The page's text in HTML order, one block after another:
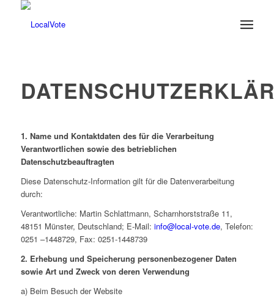
1. Name und Kontaktdaten des für die Verarbeitung
Verantwortlichen sowie des betrieblichen
Datenschutzbeauftragten
Diese Datenschutz-Information gilt für die Datenverarbeitung
durch:
Verantwortliche: Martin Schlattmann, Scharnhorststraße 11,
48151 Münster, Deutschland; E-Mail: info@local-vote.de, Telefon:
0251 –1448729, Fax: 0251-1448739
2. Erhebung und Speicherung personenbezogener Daten
sowie Art und Zweck von deren Verwendung
a) Beim Besuch der Website